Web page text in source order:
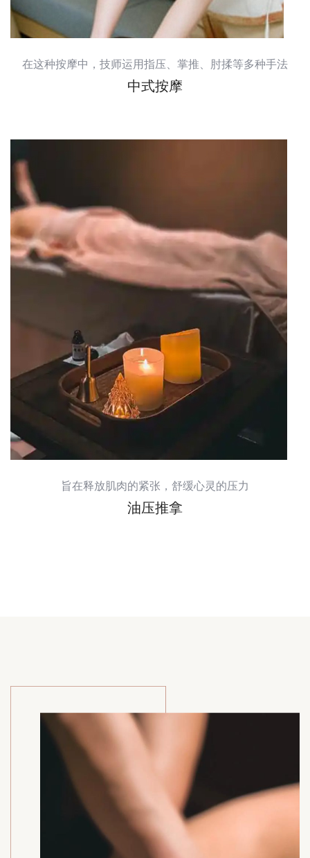
在这种按摩中，技师运用指压、掌推、肘揉等多种手法
中式按摩
旨在释放肌肉的紧张，舒缓心灵的压力
油压推拿